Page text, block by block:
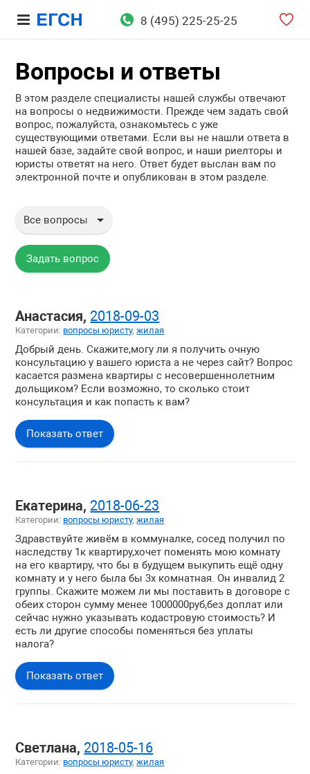
8 (495) 225-25-25
Вопросы и ответы
В этом разделе специалисты нашей службы отвечают
на вопросы о недвижимости. Прежде чем задать свой
вопрос, пожалуйста, ознакомьтесь с уже
существующими ответами. Если вы не нашли ответа в
нашей базе, задайте свой вопрос, и наши риелторы и
юристы ответят на него. Ответ будет выслан вам по
электронной почте и опубликован в этом разделе.
Все вопросы
Все вопросы
Вопросы юристу
Покупка недвижимости
Загородная недвижимость
Коммерческая недвижимость
Зарубежная недвижимость
Вопросы о компании
Задать вопрос
Анастасия, 2018-09-03
Категории: вопросы юристу,жилая
Добрый день. Скажите,могу ли я получить очную
консультацию у вашего юриста а не через сайт? Вопрос
касается размена квартиры с несовершеннолетним
дольщиком? Если возможно, то сколько стоит
консультация и как попасть к вам?
Показать ответ
Екатерина, 2018-06-23
Категории: вопросы юристу,жилая
Здравствуйте живём в коммуналке, сосед получил по
наследству 1к квартиру,хочет поменять мою комнату
на его квартиру, что бы в будущем выкупить ещё одну
комнату и у него была бы 3х комнатная. Он инвалид 2
группы. Скажите можем ли мы поставить в договоре с
обеих сторон сумму менее 1000000руб,без доплат или
сейчас нужно указывать кодастровую стоимость? И
есть ли другие способы поменяться без уплаты
налога?
Показать ответ
Светлана, 2018-05-16
Категории: вопросы юристу,жилая